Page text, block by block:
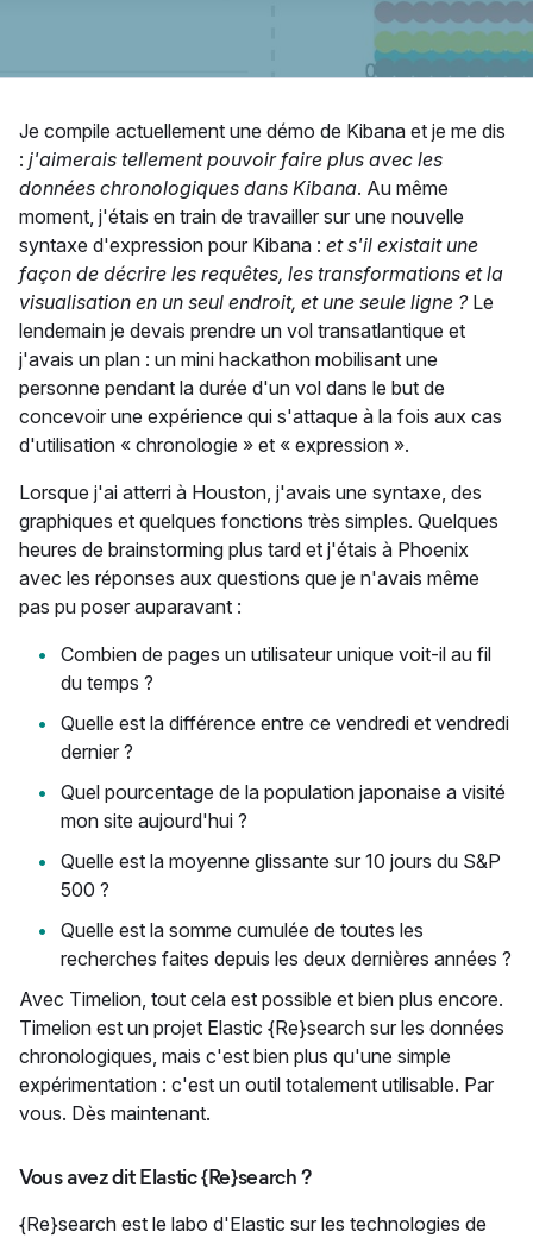
Je compile actuellement une démo de Kibana et je me dis
: j'aimerais tellement pouvoir faire plus avec les
données chronologiques dans Kibana. Au même
moment, j'étais en train de travailler sur une nouvelle
syntaxe d'expression pour Kibana : et s'il existait une
façon de décrire les requêtes, les transformations et la
visualisation en un seul endroit, et une seule ligne ?Le
lendemain je devais prendre un vol transatlantique et
j'avais un plan : un mini hackathon mobilisant une
personne pendant la durée d'un vol dans le but de
concevoir une expérience qui s'attaque à la fois aux cas
d'utilisation « chronologie » et « expression ».
Lorsque j'ai atterri à Houston, j'avais une syntaxe, des
graphiques et quelques fonctions très simples. Quelques
heures de brainstorming plus tard et j'étais à Phoenix
avec les réponses aux questions que je n'avais même
pas pu poser auparavant :
Combien de pages un utilisateur unique voit-il au fil
du temps ?
Quelle est la différence entre ce vendredi et vendredi
dernier ?
Quel pourcentage de la population japonaise a visité
mon site aujourd'hui ?
Quelle est la moyenne glissante sur 10 jours du S&P
500 ?
Quelle est la somme cumulée de toutes les
recherches faites depuis les deux dernières années ?
Avec Timelion, tout cela est possible et bien plus encore.
Timelion est un projet Elastic {Re}search sur les données
chronologiques, mais c'est bien plus qu'une simple
expérimentation : c'est un outil totalement utilisable. Par
vous. Dès maintenant.
Vous avez dit Elastic {Re}search ?
{Re}search est le labo d'Elastic sur les technologies de